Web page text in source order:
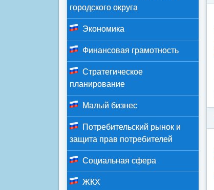
городского округа
Экономика
Финансовая грамотность
Стратегическое
планирование
Малый бизнес
Потребительский рынок и
защита прав потребителей
Социальная сфера
ЖКХ